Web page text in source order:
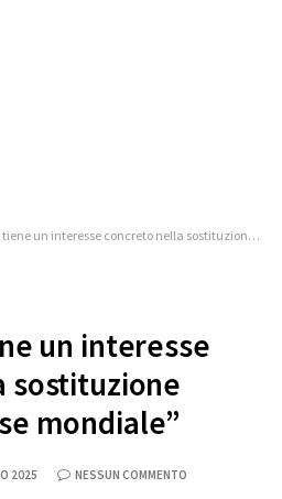
interesse concreto nella sostituzione Duran “di classe mondiale”
un interesse
sostituzione
mondiale”
2025 NESSUN COMMENTO